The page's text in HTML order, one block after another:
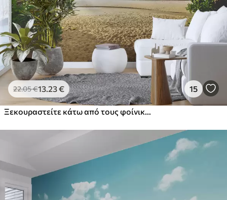
22.05€13.23€ 15
Ξεκουραστείτε κάτω από τους φοίνικες